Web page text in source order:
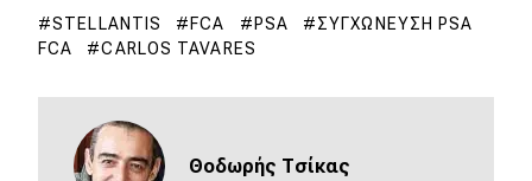
STELLANTIS FCA PSA
ΣΥΓΧΏΝΕΥΣΗ PSA
FCA
CARLOS TAVARES
Θοδωρής Τσίκας